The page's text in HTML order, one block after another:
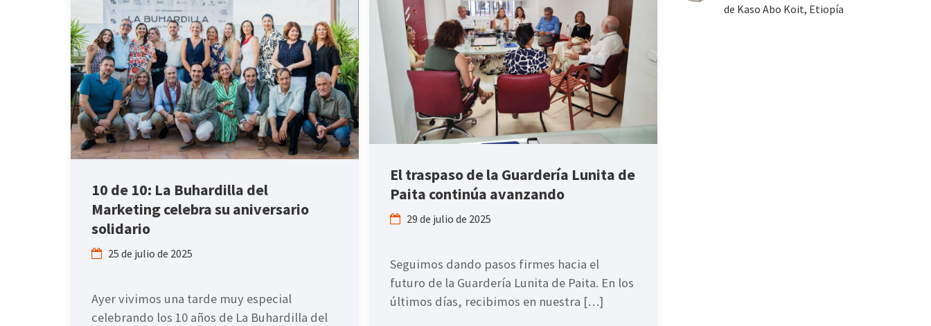
El traspaso de la Guardería Lunita de
Paita continúa avanzando
29 de julio de 2025
Seguimos dando pasos firmes hacia el
futuro de la Guardería Lunita de Paita. En los
últimos días, recibimos en nuestra […]
10 de 10: La Buhardilla del
Marketing celebra su aniversario
solidario
25 de julio de 2025
Ayer vivimos una tarde muy especial
celebrando los 10 años de La Buhardilla del
de Kaso Abo Koit, Etiopía